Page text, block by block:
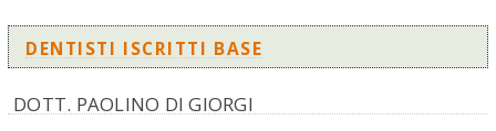
DENTISTI ISCRITTI BASE
DOTT. PAOLINO DI GIORGI